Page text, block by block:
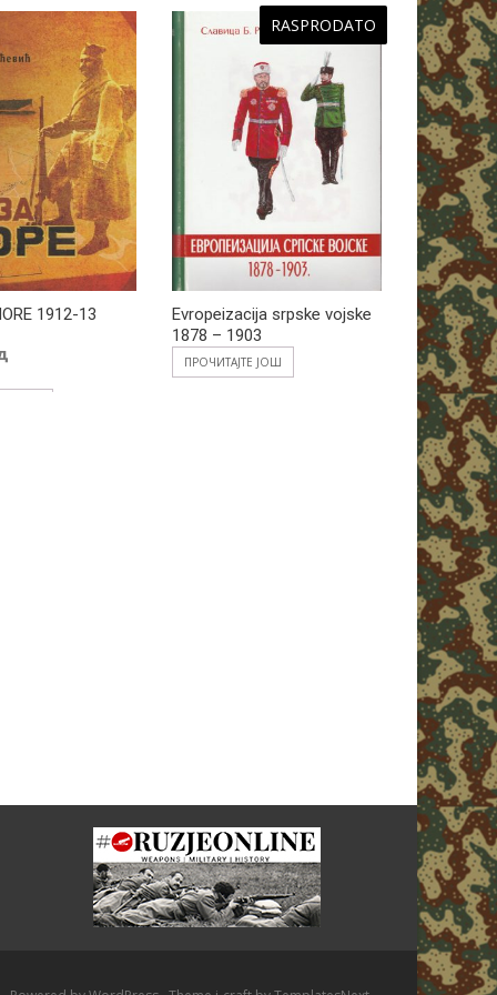
1912-13
RASPRODATO
Evropeizacija srpske vojske
1878 – 1903
ПРОЧИТАЈТЕ ЈОШ
LETOPIS
2000